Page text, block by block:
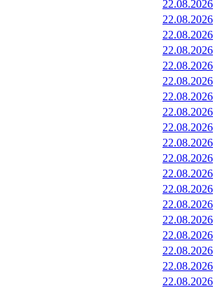
22.08.2026
22.08.2026
22.08.2026
22.08.2026
22.08.2026
22.08.2026
22.08.2026
22.08.2026
22.08.2026
22.08.2026
22.08.2026
22.08.2026
22.08.2026
22.08.2026
22.08.2026
22.08.2026
22.08.2026
22.08.2026
22.08.2026